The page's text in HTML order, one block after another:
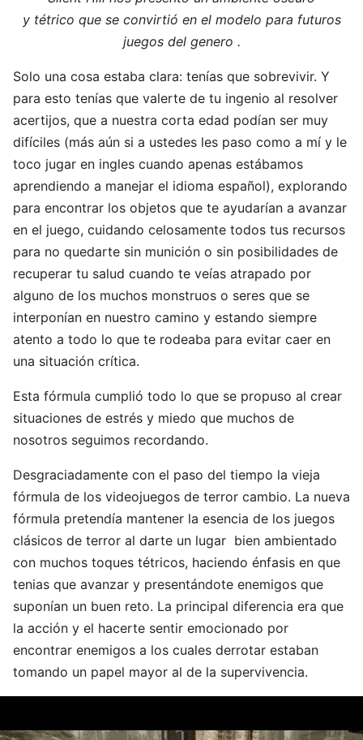
y tétrico que se convirtió en el modelo para futuros
juegos del genero .
Solo una cosa estaba clara: tenías que sobrevivir. Y
para esto tenías que valerte de tu ingenio al resolver
acertijos, que a nuestra corta edad podían ser muy
difíciles (más aún si a ustedes les paso como a mí y le
toco jugar en ingles cuando apenas estábamos
aprendiendo a manejar el idioma español), explorando
para encontrar los objetos que te ayudarían a avanzar
en el juego, cuidando celosamente todos tus recursos
para no quedarte sin munición o sin posibilidades de
recuperar tu salud cuando te veías atrapado por
alguno de los muchos monstruos o seres que se
interponían en nuestro camino y estando siempre
atento a todo lo que te rodeaba para evitar caer en
una situación crítica.
Esta fórmula cumplió todo lo que se propuso al crear
situaciones de estrés y miedo que muchos de
nosotros seguimos recordando.
Desgraciadamente con el paso del tiempo la vieja
fórmula de los videojuegos de terror cambio. La nueva
fórmula pretendía mantener la esencia de los juegos
clásicos de terror al darte un lugar bien ambientado
con muchos toques tétricos, haciendo énfasis en que
tenias que avanzar y presentándote enemigos que
suponían un buen reto. La principal diferencia era que
la acción y el hacerte sentir emocionado por
encontrar enemigos a los cuales derrotar estaban
tomando un papel mayor al de la supervivencia.